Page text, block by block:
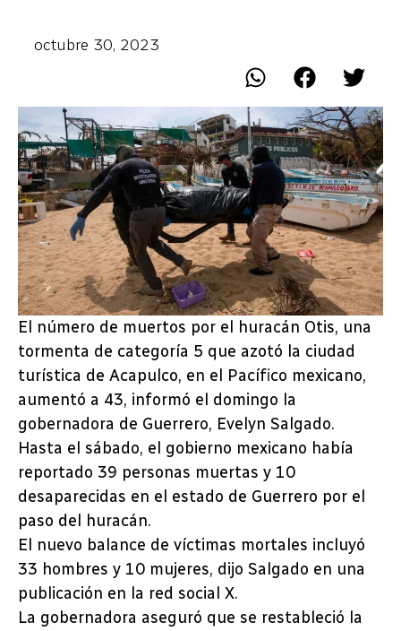
octubre 30, 2023
El número de muertos por el huracán Otis, una
tormenta de categoría 5 que azotó la ciudad
turística de Acapulco, en el Pacífico mexicano,
aumentó a 43, informó el domingo la
gobernadora de Guerrero, Evelyn Salgado.
Hasta el sábado, el gobierno mexicano había
reportado 39 personas muertas y 10
desaparecidas en el estado de Guerrero por el
paso del huracán.
El nuevo balance de víctimas mortales incluyó
33 hombres y 10 mujeres, dijo Salgado en una
publicación en la red social X.
La gobernadora aseguró que se restableció la